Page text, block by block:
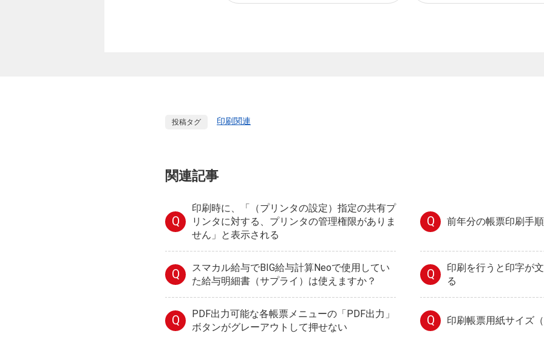
投稿タグ 印刷関連
関連記事
Q
印刷時に、「（プリンタの設定）指定の共有プ
リンタに対する、プリンタの管理権限がありま
せん」と表示される
Q 前年分の帳票印刷手
Q
スマカル給与でBIG給与計算Neoで使用してい
た給与明細書（サプライ）は使えますか？
Q
印刷を行うと印字が
る
Q
PDF出力可能な各帳票メニューの「PDF出力」
ボタンがグレーアウトして押せない
Q 印刷帳票用紙サイズ